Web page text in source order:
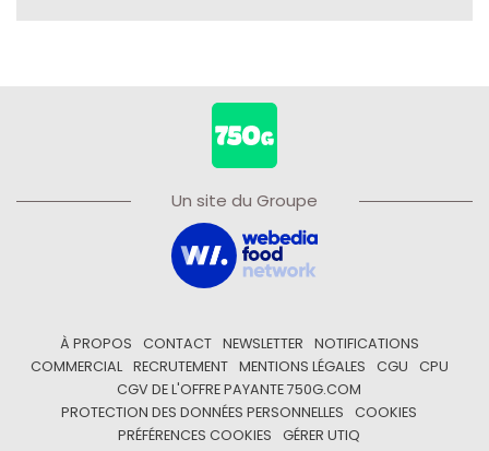
Un site du Groupe
À PROPOS CONTACT NEWSLETTER
NOTIFICATIONS
COMMERCIAL
RECRUTEMENT MENTIONS LÉGALES CGU
CPU
CGV DE L'OFFRE PAYANTE 750G.COM
PROTECTION DES DONNÉES PERSONNELLES
COOKIES
PRÉFÉRENCES COOKIES
GÉRER UTIQ